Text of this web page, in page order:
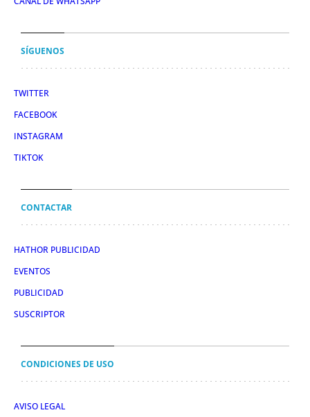
SÍGUENOS
TWITTER
FACEBOOK
INSTAGRAM
TIKTOK
CONTACTAR
HATHOR PUBLICIDAD
EVENTOS
PUBLICIDAD
SUSCRIPTOR
CONDICIONES DE USO
AVISO LEGAL